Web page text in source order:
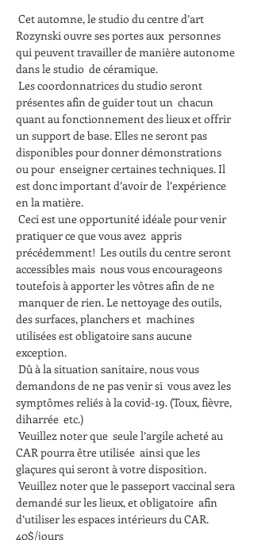
Cet automne, le studio du centre d’art
Rozynski ouvre ses portes aux  personnes
qui peuvent travailler de manière autonome
dans le studio  de céramique.
Les coordonnatrices du studio seront
présentes afin de guider tout un  chacun
quant au fonctionnement des lieux et offrir
un support de base. Elles ne seront pas
disponibles pour donner démonstrations
ou pour  enseigner certaines techniques. Il
est donc important d’avoir de  l’expérience
en la matière.
Ceci est une opportunité idéale pour venir
pratiquer ce que vous avez  appris
précédemment!  Les outils du centre seront
accessibles mais  nous vous encourageons
toutefois à apporter les vôtres afin de ne
manquer de rien. Le nettoyage des outils,
des surfaces, planchers et  machines
utilisées est obligatoire sans aucune
exception.
Dû à la situation sanitaire, nous vous
demandons de ne pas venir si  vous avez les
symptômes reliés à la covid-19. (Toux, fièvre,
diharrée  etc.)
Veuillez noter que  seule l’argile acheté au
CAR pourra être utilisée  ainsi que les
glaçures qui seront à votre disposition.
Veuillez noter que le passeport vaccinal sera
demandé sur les lieux, et obligatoire  afin
d’utiliser les espaces intérieurs du CAR.
40$/jours